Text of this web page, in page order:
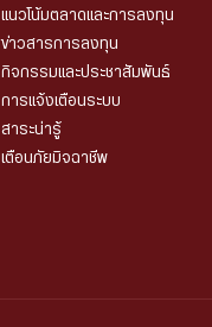
แนวโน้มตลาดและการลงทุน
ข่าวสารการลงทุน
กิจกรรมและประชาสัมพันธ์
การแจ้งเตือนระบบ
สาระน่ารู้
เตือนภัยมิจฉาชีพ